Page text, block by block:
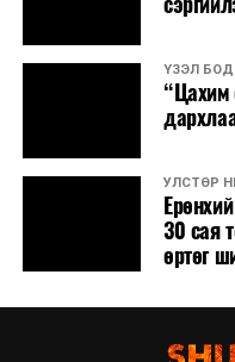
ҮЗЭЛ
“Цахим
УЛСТӨР
30 сая
өртөг